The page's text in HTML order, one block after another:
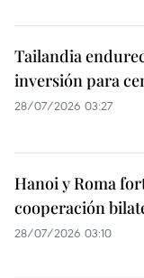
Tailandia
inversión para
28/07/2026 03:27
Hanoi y Roma
cooperación
28/07/2026 03:10